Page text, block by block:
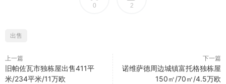
0 2
出售
上一篇
旧帕佐瓦市独栋屋出售411平
米/234平米/11万欧
下一篇
诺维萨德周边城镇富托格独栋屋
150㎡/70㎡/4.5万欧